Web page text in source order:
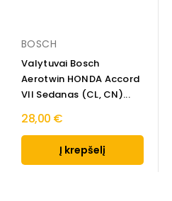
BOSCH
Valytuvai Bosch
Aerotwin HONDA Accord
VII Sedanas (CL, CN)...
28,00 €
Į krepšelį